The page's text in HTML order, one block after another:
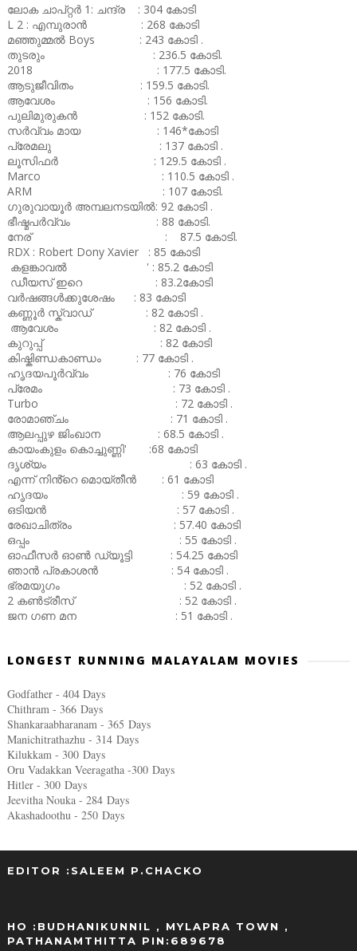
ലോക ചാപ്റ്റർ 1: ചന്ദ്ര : 304 കോടി
L 2 : എമ്പുരാൻ : 268 കോടി
മഞ്ഞുമ്മൽ Boys : 243 കോടി .
തുടരും : 236.5 കോടി.
2018 : 177.5 കോടി.
ആടുജീവിതം : 159.5 കോടി.
ആവേശം : 156 കോടി.
പുലിമുരുകൻ : 152 കോടി.
സർവ്വം മായ : 146*കോടി
പ്രേമലു : 137 കോടി .
ലൂസിഫർ : 129.5 കോടി .
Marco : 110.5 കോടി .
ARM : 107 കോടി.
ഗുരുവായൂർ അമ്പലനടയിൽ: 92 കോടി .
ഭീഷ്മപർവ്വം : 88 കോടി.
നേര് : 87.5 കോടി.
RDX : Robert Dony Xavier : 85 കോടി
കളങ്കാവൽ ' : 85.2 കോടി
ഡീയസ് ഇറെ : 83.2കോടി
വർഷങ്ങൾക്കുശേഷം : 83 കോടി
കണ്ണൂർ സ്ക്വാഡ് : 82 കോടി .
ആവേശം : 82 കോടി .
കുറുപ്പ് : 82 കോടി
കിഷ്കിണ്ഡകാണ്ഡം : 77 കോടി .
ഹൃദയപൂർവ്വം : 76 കോടി
പ്രേമം : 73 കോടി .
Turbo : 72 കോടി .
രോമാഞ്ചം : 71 കോടി .
ആലപ്പുഴ ജിംഖാന : 68.5 കോടി .
കായംകുളം കൊച്ചുണ്ണി' :68 കോടി
ദൃശ്യം : 63 കോടി .
എന്ന് നിൻ്റെ മൊയ്തീൻ : 61 കോടി
ഹൃദയം : 59 കോടി .
ഒടിയൻ : 57 കോടി .
രേഖാചിത്രം : 57.40 കോടി
ഒപ്പം : 55 കോടി .
ഓഫീസർ ഓൺ ഡ്യൂട്ടി : 54.25 കോടി
ഞാൻ പ്രകാശൻ : 54 കോടി .
ഭ്രമയുഗം : 52 കോടി .
2 കൺട്രീസ് : 52 കോടി .
ജന ഗണ മന : 51 കോടി .
LONGEST RUNNING MALAYALAM MOVIES
Godfather - 404 Days
Chithram - 366 Days
Shankaraabharanam - 365 Days
Manichitrathazhu - 314 Days
Kilukkam - 300 Days
Oru Vadakkan Veeragatha -300 Days
Hitler - 300 Days
Jeevitha Nouka - 284 Days
Akashadoothu - 250 Days
EDITOR :SALEEM P.CHACKO
HO :BUDHANIKUNNIL , MYLAPRA TOWN ,
PATHANAMTHITTA PIN:689678